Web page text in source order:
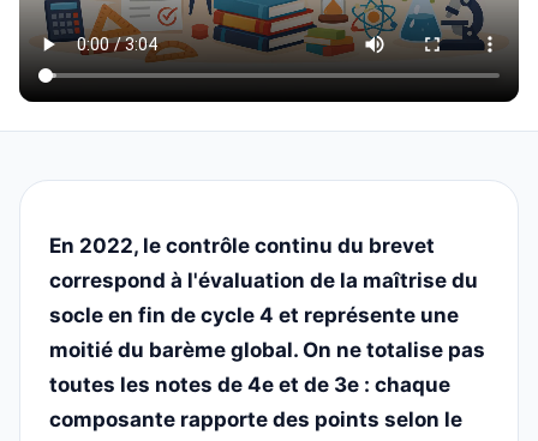
En 2022, le contrôle continu du brevet
correspond à l'évaluation de la maîtrise du
socle en fin de cycle 4 et représente une
moitié du barème global. On ne totalise pas
toutes les notes de 4e et de 3e : chaque
composante rapporte des points selon le